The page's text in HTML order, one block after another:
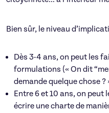
Bien sûr, le niveau
Dès 3-4 ans, on peut les
formulations (« On dit
demande quelque chose ?
Entre 6 et 10 ans, on peut
écrire une charte de